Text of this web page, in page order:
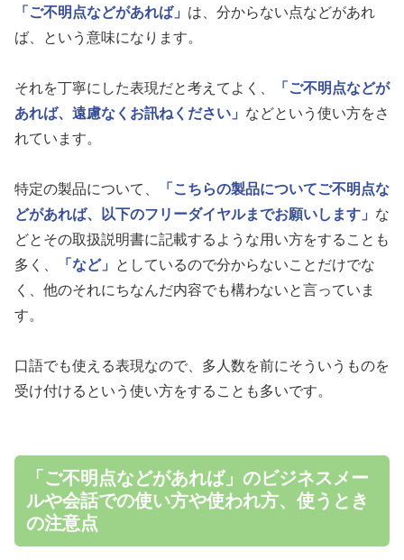
「ご不明点などがあれば」 は、分からない点などがあれ
ば、という意味になります。
それを丁寧にした表現だと考えてよく、
「ご不明点などが
あれば、遠慮なくお訊ねください」 などという使い方をさ
れています。
特定の製品について、
「こちらの製品についてご不明点な
どがあれば、以下のフリーダイヤルまでお願いします」 な
どとその取扱説明書に記載するような用い方をすることも
多く、
「など」
としているので分からないことだけでな
く、他のそれにちなんだ内容でも構わないと言っていま
す。
口語でも使える表現なので、多人数を前にそういうものを
受け付けるという使い方をすることも多いです。
「ご不明点などがあれば」のビジネスメー
ルや会話での使い方や使われ方、使うとき
の注意点